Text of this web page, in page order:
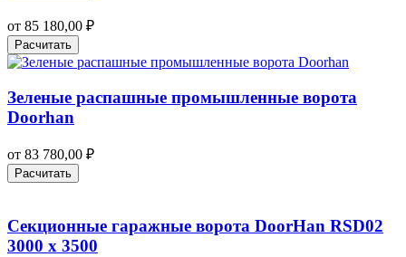
от 85 180,00 ₽
Расчитать
Зеленые распашные промышленные ворота
Doorhan
от 83 780,00 ₽
Расчитать
Секционные гаражные ворота DoorHan RSD02
3000 х 3500